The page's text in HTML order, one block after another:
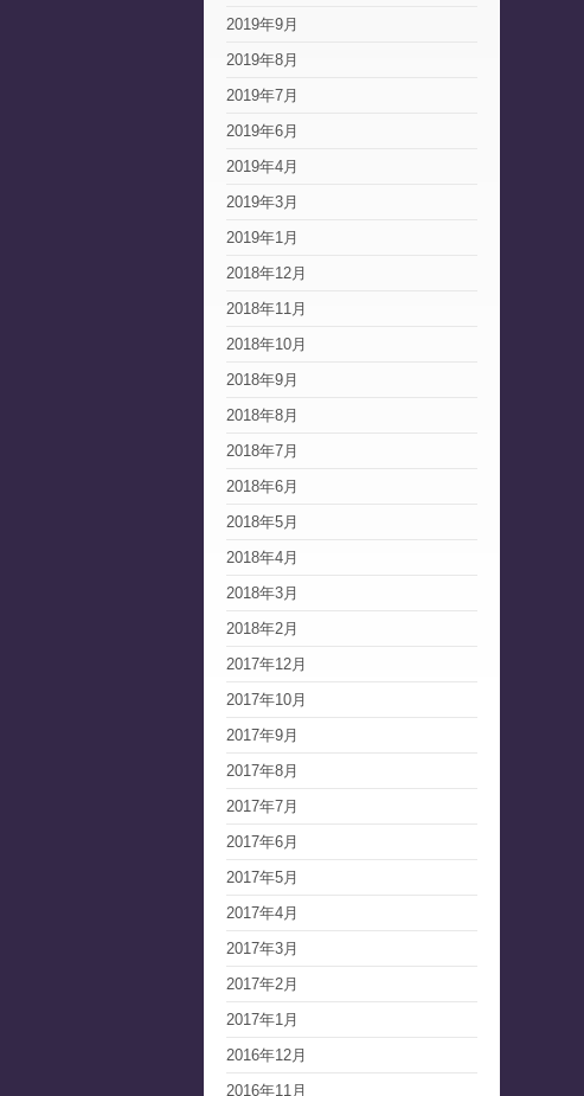
2019年9月
2019年8月
2019年7月
2019年6月
2019年4月
2019年3月
2019年1月
2018年12月
2018年11月
2018年10月
2018年9月
2018年8月
2018年7月
2018年6月
2018年5月
2018年4月
2018年3月
2018年2月
2017年12月
2017年10月
2017年9月
2017年8月
2017年7月
2017年6月
2017年5月
2017年4月
2017年3月
2017年2月
2017年1月
2016年12月
2016年11月